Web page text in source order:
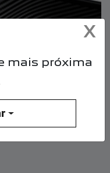
X
mais próxima